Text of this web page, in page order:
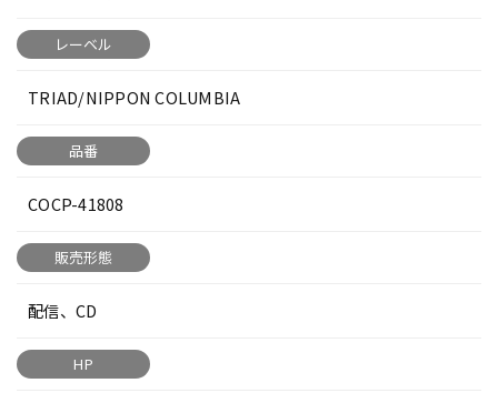
レーベル
TRIAD/NIPPON COLUMBIA
品番
COCP-41808
販売形態
配信、CD
HP